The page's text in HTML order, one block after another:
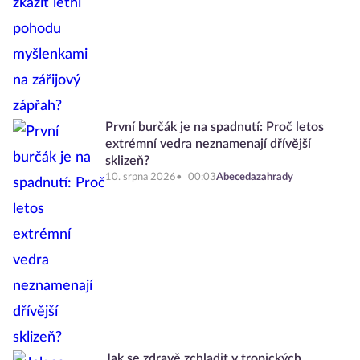
První burčák je na spadnutí: Proč letos
extrémní vedra neznamenají dřívější
sklizeň?
10. srpna 2026 00:03Abecedazahrady